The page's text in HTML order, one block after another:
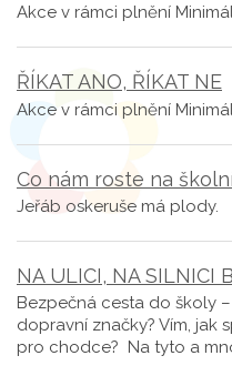
Akce v rámci plnění
ŘÍKAT ANO, ŘÍKAT NE
Akce v rámci plnění
Co nám roste na
Jeřáb oskeruše má plody.
NA ULICI, NA SILNICI
Bezpečná cesta do školy
dopravní značky? Vím,
pro chodce? Na tyto a